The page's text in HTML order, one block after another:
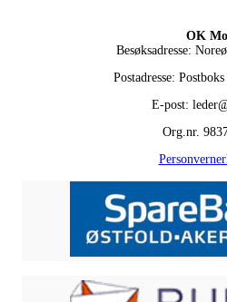
OK
Besøksadresse:
Postadresse:
E-post:
Org.nr.